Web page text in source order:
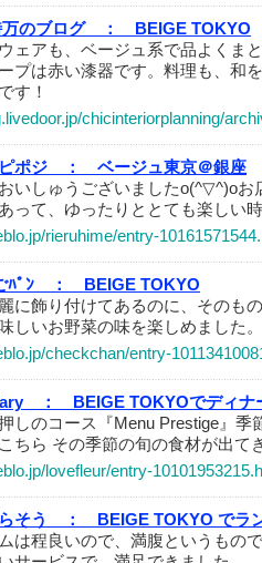
万のブログ ：
BEIGE TOKYO
ェアも、ベージュ系で品よくま
プは赤い漆器です。料理も、和
す！
chicinteriorplanning/
ポジ ：
ベージュ東京＠銀座
いしゅうございましたo(^▽^)oお
って、ゆったりととても楽しい
rieruhime/entry-
ﾊﾟﾝ ：
BEIGE TOKYO
に飾り付けてあるのに、そのも
しいお野菜の味を楽しめました。
checkchan/entry-
：
BEIGE TOKYOでディナ
しのコース『Menu Prestige』季
ちら その季節の旬の食材が出て
lovefleur/entry-
そう ：
BEIGE TOKYO でラ
は程良いので、満腹というもの